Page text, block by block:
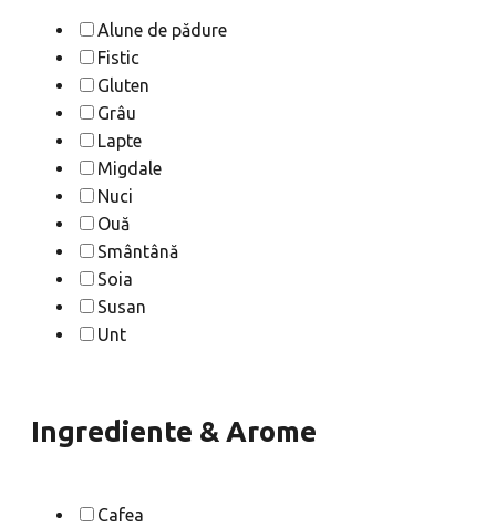
Alune de pădure
Fistic
Gluten
Grâu
Lapte
Migdale
Nuci
Ouă
Smântână
Soia
Susan
Unt
Ingrediente & Arome
Cafea